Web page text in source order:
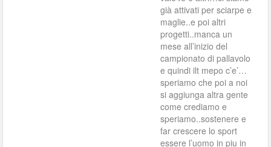
già attivati per sciarpe e
maglie..e poi altri
progetti..manca un
mese all’inizio del
campionato di pallavolo
e quindi ilt mepo c’e’…
speriamo che poi a noi
si aggiunga altra gente
come crediamo e
speriamo..sostenere e
far crescere lo sport
essere l’uomo in piu in